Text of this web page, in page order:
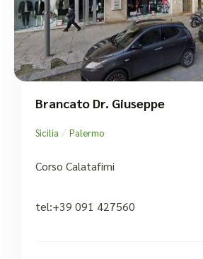
Brancato Dr. Giuseppe
Sicilia / Palermo
Corso Calatafimi
tel:+39 091 427560